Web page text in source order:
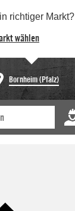
richtiger Markt?
wählen
Bornheim (Pfalz)